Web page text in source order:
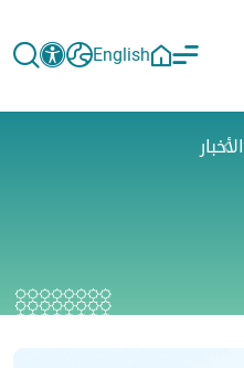
English
الأخبار